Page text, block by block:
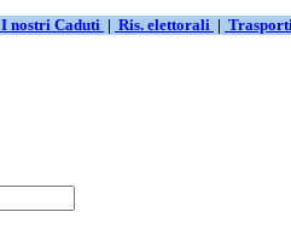
I nostri Caduti | Ris. elettorali |